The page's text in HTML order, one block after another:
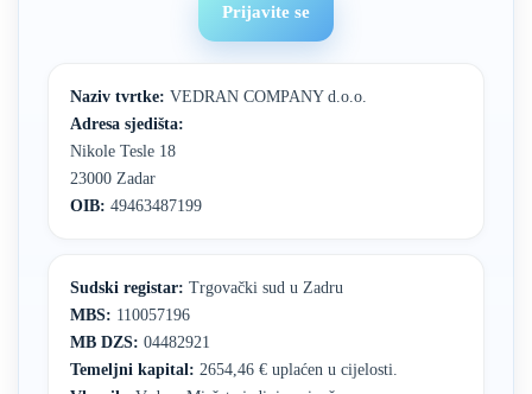
Prijavite se
Naziv tvrtke: VEDRAN COMPANY d.o.o.
Adresa sjedišta:
Nikole Tesle 18
23000 Zadar
OIB: 49463487199
Sudski registar: Trgovački sud u Zadru
MBS: 110057196
MB DZS: 04482921
Temeljni kapital: 2654,46 € uplaćen u cijelosti.